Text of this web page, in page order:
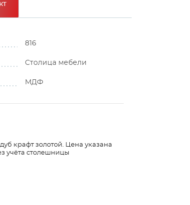
816
Столица мебели
МДФ
крафт золотой. Цена указана
учёта столешницы